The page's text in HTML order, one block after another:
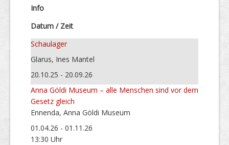
Info
Datum / Zeit
Schaulager
Glarus, Ines Mantel
20.10.25 - 20.09.26
Anna Göldi Museum – alle Menschen sind vor dem
Gesetz gleich
Ennenda, Anna Göldi Museum
01.04.26 - 01.11.26
13:30 Uhr